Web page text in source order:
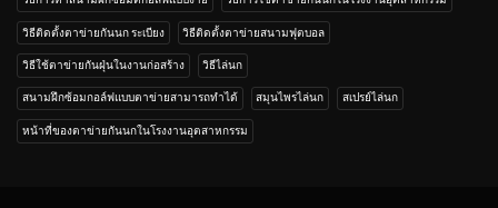
วิธีติดตั้งตาข่ายกันนก ระเบียง วิธีติดตั้งตาข่ายสนามฟุตบอล
วิธีใช้ตาข่ายกันฝุ่นในงานก่อสร้าง วิธีไล่นก
สนามฝึกซ้อมกอล์ฟแบบตาข่ายสามารถทำได้ สมุนไพรไล่นก สเปรย์ไล่นก
หน้าที่ของตาข่ายกันนกในโรงงานอุตสาหกรรม